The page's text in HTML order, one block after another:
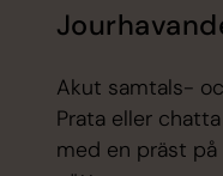
Akut samtals-
Prata eller
med en präst på